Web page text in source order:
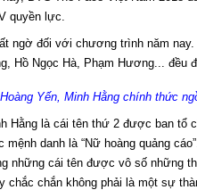
quyền lực.
ngờ đối với chương trình năm
Hồ Ngọc Hà, Phạm Hương... đều
Yến, Minh Hằng chính thức
Hằng là cái tên thứ 2 được ban tổ
danh là “Nữ hoàng quảng
những cái tên được vô số những
chắc chắn không phải là một sự